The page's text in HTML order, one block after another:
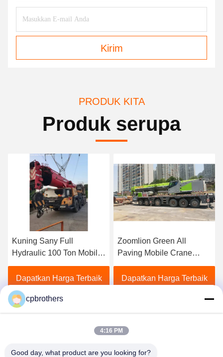
Kirim
PRODUK KITA
Produk serupa
Zoomlion Green All
Paving Mobile Crane
Truck Dipasang Untuk
Kebutuhan Konstruksi
Dapatkan Harga Terbaik
Mobil 80 Ton Truk Crane
Sany Industri Berat Dalam
kondisi yang sangat baik
Dapatkan Harga Terbaik
cpbrothers
4:16 PM
Good day, what product are you looking for?